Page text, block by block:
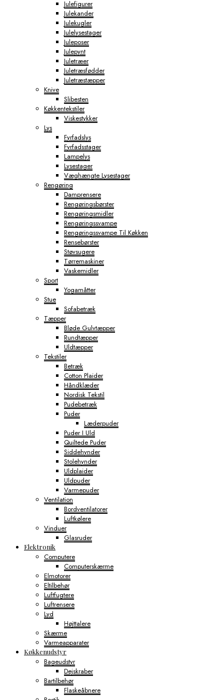
Julefigurer
Julekander
Julekugler
Julelysestager
Juleposer
Julepynt
Juletræer
Juletræsfødder
Juletræstæpper
Knive
Slibesten
Køkkentekstiler
Viskestykker
Lys
Fyrfadslys
Fyrfadsstager
Lampelys
Lysestager
Væghængte Lysestager
Rengøring
Damprensere
Rengøringsbørster
Rengøringsmidler
Rengøringssvampe
Rengøringssvampe Til Køkken
Rensebørster
Støvsugere
Tørremaskiner
Vaskemidler
Sport
Yogamåtter
Stue
Sofabetræk
Tæpper
Bløde Gulvtæpper
Rundtæpper
Uldtæpper
Tekstiler
Betræk
Cotton Plaider
Håndklæder
Nordisk Tekstil
Pudebetræk
Puder
Læderpuder
Puder I Uld
Quiltede Puder
Siddehynder
Stolehynder
Uldplaider
Uldpuder
Varmepuder
Ventilation
Bordventilatorer
Luftkølere
Vinduer
Glasruder
Elektronik
Computere
Computerskærme
Elmotorer
Eltilbehør
Luftfugtere
Luftrensere
Lyd
Højttalere
Skærme
Varmeapparater
Køkkenudstyr
Bageudstyr
Dejskraber
Bartilbehør
Flaskeåbnere